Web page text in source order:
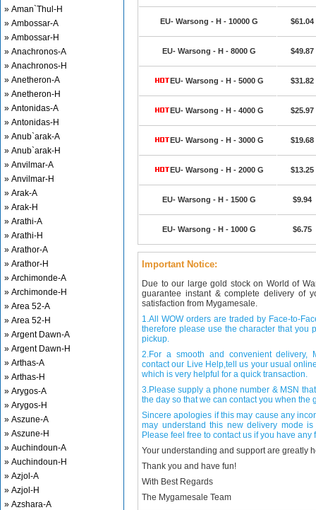
» Aman`Thul-H
» Ambossar-A
» Ambossar-H
» Anachronos-A
» Anachronos-H
» Anetheron-A
» Anetheron-H
» Antonidas-A
» Antonidas-H
» Anub`arak-A
» Anub`arak-H
» Anvilmar-A
» Anvilmar-H
» Arak-A
» Arak-H
» Arathi-A
» Arathi-H
» Arathor-A
» Arathor-H
» Archimonde-A
» Archimonde-H
» Area 52-A
» Area 52-H
» Argent Dawn-A
» Argent Dawn-H
» Arthas-A
» Arthas-H
» Arygos-A
» Arygos-H
» Aszune-A
» Aszune-H
» Auchindoun-A
» Auchindoun-H
» Azjol-A
» Azjol-H
» Azshara-A
EU- Warsong - H - 10000 G $61.04
EU- Warsong - H - 8000 G $49.87
EU- Warsong - H - 5000 G $31.82
EU- Warsong - H - 4000 G $25.97
EU- Warsong - H - 3000 G $19.68
EU- Warsong - H - 2000 G $13.25
EU- Warsong - H - 1500 G $9.94
EU- Warsong - H - 1000 G $6.75
Important Notice:
Due to our large gold stock on World of
guarantee instant & complete delivery of
satisfaction from Mygamesale.
1.All WOW orders are traded by Face-to-
therefore please use the character that you
pickup.
2.For a smooth and convenient delivery,
contact our Live Help,tell us your usual
which is very helpful for a quick transaction.
3.Please supply a phone number & MSN
the day so that we can contact you when the
Sincere apologies if this may cause any
may understand this new delivery mode
Please feel free to contact us if you have any
Your understanding and support are greatly
Thank you and have fun!
With Best Regards
The Mygamesale Team